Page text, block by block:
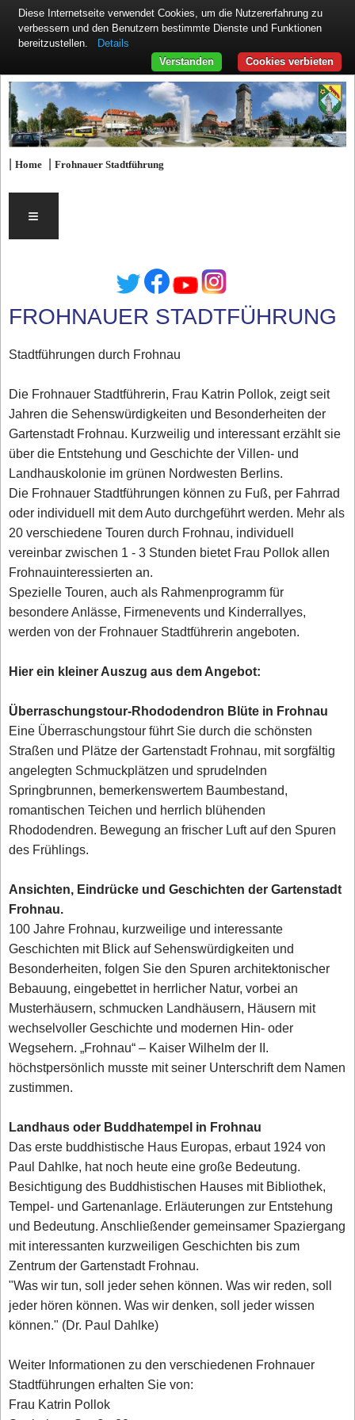
|Home |Frohnauer Stadtführung
≡
FROHNAUER STADTFÜHRUNG
Stadtführungen durch Frohnau
Die Frohnauer Stadtführerin, Frau Katrin Pollok, zeigt seit
Jahren die Sehenswürdigkeiten und Besonderheiten der
Gartenstadt Frohnau. Kurzweilig und interessant erzählt sie
über die Entstehung und Geschichte der Villen- und
Landhauskolonie im grünen Nordwesten Berlins.
Die Frohnauer Stadtführungen können zu Fuß, per Fahrrad
oder individuell mit dem Auto durchgeführt werden. Mehr als
20 verschiedene Touren durch Frohnau, individuell
vereinbar zwischen 1 - 3 Stunden bietet Frau Pollok allen
Frohnauinteressierten an.
Spezielle Touren, auch als Rahmenprogramm für
besondere Anlässe, Firmenevents und Kinderrallyes,
werden von der Frohnauer Stadtführerin angeboten.
Hier ein kleiner Auszug aus dem Angebot:
Überraschungstour-Rhododendron Blüte in Frohnau
Eine Überraschungstour führt Sie durch die schönsten
Straßen und Plätze der Gartenstadt Frohnau, mit sorgfältig
angelegten Schmuckplätzen und sprudelnden
Springbrunnen, bemerkenswertem Baumbestand,
romantischen Teichen und herrlich blühenden
Rhododendren. Bewegung an frischer Luft auf den Spuren
des Frühlings.
Ansichten, Eindrücke und Geschichten der Gartenstadt
Frohnau.
100 Jahre Frohnau, kurzweilige und interessante
Geschichten mit Blick auf Sehenswürdigkeiten und
Besonderheiten, folgen Sie den Spuren architektonischer
Bebauung, eingebettet in herrlicher Natur, vorbei an
Musterhäusern, schmucken Landhäusern, Häusern mit
wechselvoller Geschichte und modernen Hin- oder
Wegsehern. „Frohnau“ – Kaiser Wilhelm der II.
höchstpersönlich musste mit seiner Unterschrift dem Namen
zustimmen.
Landhaus oder Buddhatempel in Frohnau
Das erste buddhistische Haus Europas, erbaut 1924 von
Paul Dahlke, hat noch heute eine große Bedeutung.
Besichtigung des Buddhistischen Hauses mit Bibliothek,
Tempel- und Gartenanlage. Erläuterungen zur Entstehung
und Bedeutung. Anschließender gemeinsamer Spaziergang
mit interessanten kurzweiligen Geschichten bis zum
Zentrum der Gartenstadt Frohnau.
"Was wir tun, soll jeder sehen können. Was wir reden, soll
jeder hören können. Was wir denken, soll jeder wissen
können." (Dr. Paul Dahlke)
Weiter Informationen zu den verschiedenen Frohnauer
Stadtführungen erhalten Sie von:
Frau Katrin Pollok
Diese Internetseite verwendet Cookies, um die Nutzererfahrung zu
verbessern und den Benutzern bestimmte Dienste und Funktionen
bereitzustellen.
Details
Cookies verbieten
Verstanden